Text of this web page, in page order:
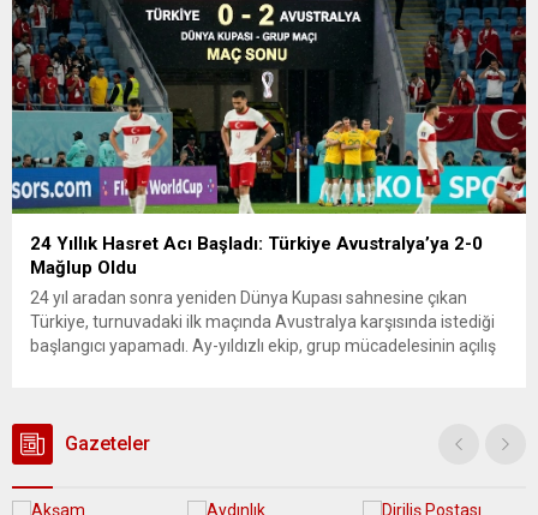
24 Yıllık Hasret Acı Başladı: Türkiye Avustralya’ya 2-0
Mağlup Oldu
24 yıl aradan sonra yeniden Dünya Kupası sahnesine çıkan
Türkiye, turnuvadaki ilk maçında Avustralya karşısında istediği
başlangıcı yapamadı. Ay-yıldızlı ekip, grup mücadelesinin açılış
özellikle hızlı hücumlarla etkili olmaya...
Gazeteler